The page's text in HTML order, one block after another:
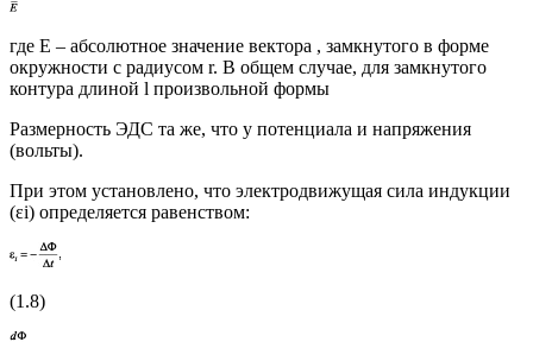
где Е – абсолютное значение вектора , замкнутого в форме
окружности с радиусом r. В общем случае, для замкнутого
контура длиной l произвольной формы
Размерность ЭДС та же, что у потенциала и напряжения
(вольты).
При этом установлено, что электродвижущая сила индукции
(εi) определяется равенством:
(1.8)